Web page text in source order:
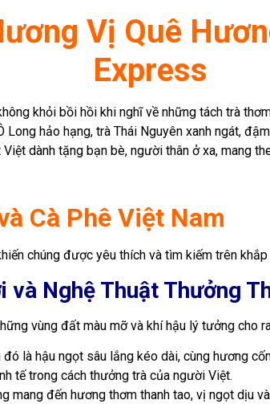
Vị Quê
Express
khỏi bồi hồi khi nghĩ về những tách trà
hảo hạng, trà Thái Nguyên xanh ngát,
dành tặng bạn bè, người thân ở xa, mang
Cà Phê Việt Nam
chúng được yêu thích và tìm kiếm trên
Nghệ Thuật Thưởng
vùng đất màu mỡ và khí hậu lý tưởng cho
là hậu ngọt sâu lắng kéo dài, cùng hương
tế trong cách thưởng trà của người Việt.
mang đến hương thơm thanh tao, vị ngọt dịu